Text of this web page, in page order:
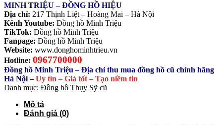
MINH TRIỆU – ĐỒNG HỒ HIỆU
Địa chỉ: 217 Thịnh Liệt – Hoàng Mai – Hà Nội
Kênh Youtube: Đồng hồ Minh Triệu
TikTok: Đồng hồ Minh Triệu
Fanpage: Đồng hồ Minh Triệu
Website: www.donghominhtrieu.vn
Hotline: 0967700000
Đồng hồ Minh Triệu – Địa chỉ thu mua đồng hồ cũ chính hãng
Hà Nội–Uy tín – Giá tốt – Tạo niềm tin
Danh mục: Đồng hồ Thụy Sỹ cũ
Mô tả
Đánh giá (0)